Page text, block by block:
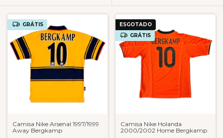
GRÁTIS
Camisa Nike Arsenal 1997/1999
Away Bergkamp
ESGOTADO
GRÁTIS
Camisa Nike Holanda
2000/2002 Home Bergkamp